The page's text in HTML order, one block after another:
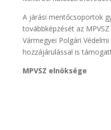
A járási mentőcsoportok
továbbképzését az
Vármegyei Polgári
hozzájárulással is
MPVSZ elnöksége